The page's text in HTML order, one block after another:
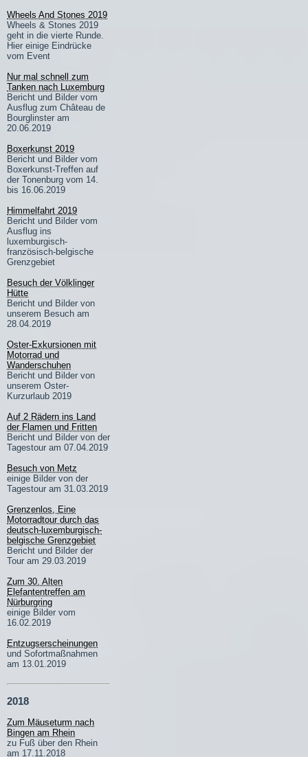
Wheels And Stones 2019
Wheels & Stones 2019
geht in die vierte Runde.
Hier einige Eindrücke
vom Event
Nur mal schnell zum
Tanken nach Luxemburg
Bericht und Bilder vom
Ausflug zum Château de
Bourglinster am
20.06.2019
Boxerkunst 2019
Bericht und Bilder vom
Boxerkunst-Treffen auf
der Tonenburg vom 14.
bis 16.06.2019
Himmelfahrt 2019
Bericht und Bilder vom
Ausflug ins
luxemburgisch-
französisch-belgische
Grenzgebiet
Besuch der Völklinger
Hütte
Bericht und Bilder von
unserem Besuch am
28.04.2019
Oster-Exkursionen mit
Motorrad und
Wanderschuhen
Bericht und Bilder von
unserem Oster-
Kurzurlaub 2019
Auf 2 Rädern ins Land
der Flamen und Fritten
Bericht und Bilder von der
Tagestour am 07.04.2019
Besuch von Metz
einige Bilder von der
Tagestour am 31.03.2019
Grenzenlos, Eine
Motorradtour durch das
deutsch-luxemburgisch-
belgische Grenzgebiet
Bericht und Bilder der
Tour am 29.03.2019
Zum 30. Alten
Elefantentreffen am
Nürburgring
einige Bilder vom
16.02.2019
Entzugserscheinungen
und Sofortmaßnahmen
am 13.01.2019
2018
Zum Mäuseturm nach
Bingen am Rhein
zu Fuß über den Rhein
am 17.11.2018